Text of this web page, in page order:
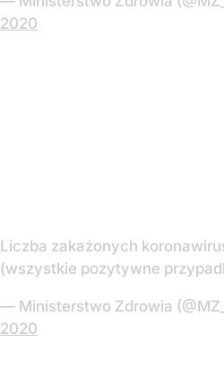
2020
Liczba zakażonych
(wszystkie pozytywne
— Ministerstwo Zdrowia
2020